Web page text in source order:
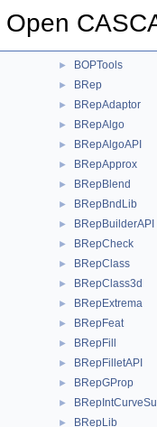
Open
► BOPDS
► BOPTools
► BRep
► BRepAdaptor
► BRepAlgo
► BRepAlgoAPI
► BRepApprox
► BRepBlend
► BRepBndLib
► BRepBuilderAPI
► BRepCheck
► BRepClass
► BRepClass3d
► BRepExtrema
► BRepFeat
► BRepFill
► BRepFilletAPI
► BRepGProp
►
► BRepLib